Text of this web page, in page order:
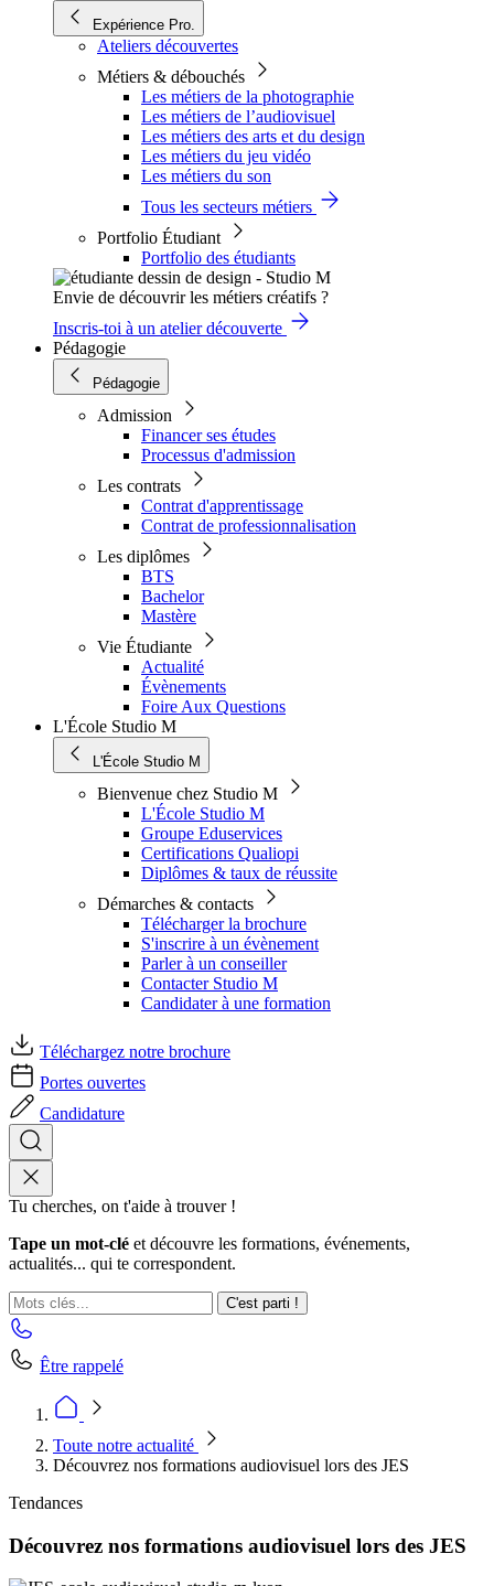
Expérience Pro.
Ateliers découvertes
Métiers & débouchés
Les métiers de la photographie
Les métiers de l’audiovisuel
Les métiers des arts et du design
Les métiers du jeu vidéo
Les métiers du son
Tous les secteurs métiers
Portfolio Étudiant
Portfolio des étudiants
Envie de découvrir les métiers créatifs ?
Inscris-toi à un atelier découverte
Pédagogie
Pédagogie
Admission
Financer ses études
Processus d'admission
Les contrats
Contrat d'apprentissage
Contrat de professionnalisation
Les diplômes
BTS
Bachelor
Mastère
Vie Étudiante
Actualité
Évènements
Foire Aux Questions
L'École Studio M
L'École Studio M
Bienvenue chez Studio M
L'École Studio M
Groupe Eduservices
Certifications Qualiopi
Diplômes & taux de réussite
Démarches & contacts
Télécharger la brochure
S'inscrire à un évènement
Parler à un conseiller
Contacter Studio M
Candidater à une formation
Téléchargez notre brochure
Portes ouvertes
Candidature
Tu cherches, on t'aide à trouver !
Tape un mot-clé et découvre les formations, événements,
actualités... qui te correspondent.
C'est parti !
Être rappelé
Toute notre actualité
Découvrez nos formations audiovisuel lors des JES
Tendances
Découvrez nos formations audiovisuel lors des JES